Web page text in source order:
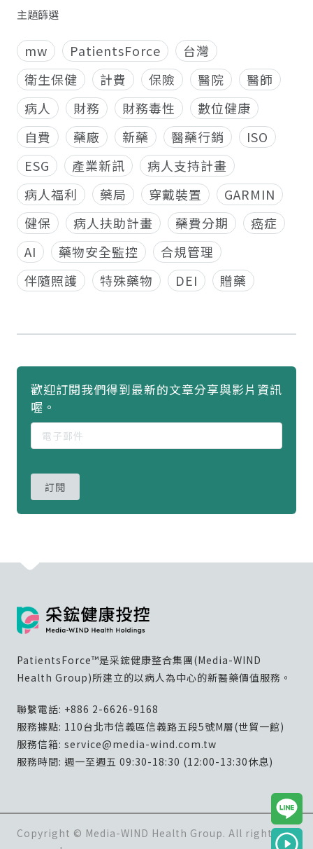
主題篩選
mw PatientsForce
台灣
衛生保健
計費 保險 醫院
醫師
病人
財務 財務毒性
數位健康
自費
藥廠 新藥 醫藥行銷
ISO
ESG
產業新訊
病人支持計畫
病人福利
藥局 穿戴裝置
GARMIN
健保
病人扶助計畫 藥費分期
癌症
AI
藥物安全監控
合規管理
伴隨照護
特殊藥物 DEI 贈藥
歡迎訂閱我們得到最新的文章分享與影片資訊
喔。
訂閱
PatientsForce™是采鋐健康整合集團(Media-WIND
Health Group)所建立的以病人為中心的新醫藥價值服務。
聯繫電話: +886 2-6626-9168
服務據點: 110台北市信義區信義路五段5號M層(世貿一館)
服務信箱: service@media-wind.com.tw
服務時間: 週一至週五 09:30-18:30 (12:00-13:30休息)
Copyright © Media-WIND Health Group. All rights